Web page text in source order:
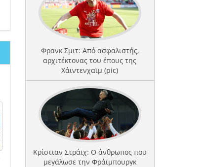
Φρανκ Σμιτ: Από ασφαλιστής,
αρχιτέκτονας του έπους της
Χάιντενχαϊμ (pic)
Κρίστιαν Στράιχ: Ο άνθρωπος που
μεγάλωσε την Φράιμπουργκ